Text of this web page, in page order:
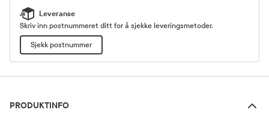
Leveranse
Skriv inn postnummeret ditt for å sjekke leveringsmetoder.
Sjekk postnummer
PRODUKTINFO